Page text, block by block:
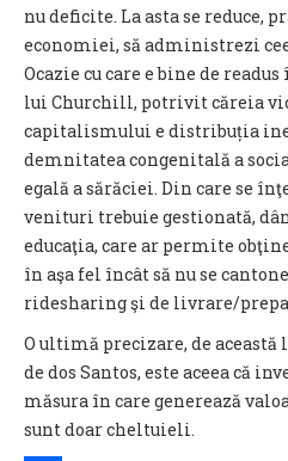
nu deficite. La asta se reduce,
economiei, să administrezi
Ocazie cu care e bine de
lui Churchill, potrivit căreia
capitalismului e distribuția
demnitatea congenitală a
egală a sărăciei. Din care se
venituri trebuie gestionată,
educaţia, care ar permite
în aşa fel încât să nu se
ridesharing şi de livrare/
O ultimă precizare, de această
de dos Santos, este aceea că
măsura în care generează
sunt doar cheltuieli.